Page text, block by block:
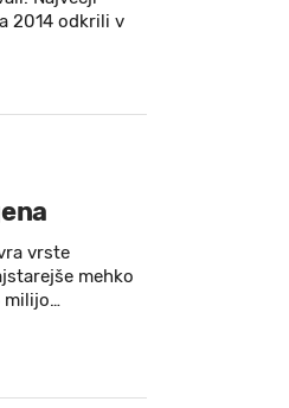
2014 odkrili v
vrste
mehko
milijo…